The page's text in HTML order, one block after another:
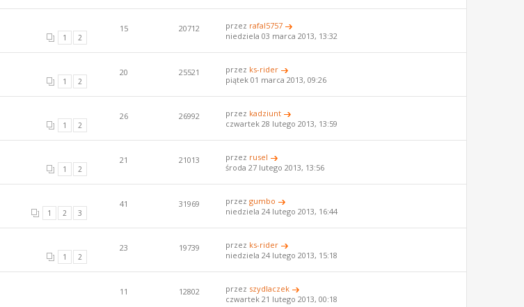
1 2
15 20712 przez rafal5757
niedziela 03 marca 2013, 13:32
1 2
20 25521 przez ks-rider
piątek 01 marca 2013, 09:26
1 2
26 26992 przez kadziunt
czwartek 28 lutego 2013, 13:59
1 2
21 21013 przez rusel
środa 27 lutego 2013, 13:56
1 2 3
41 31969 przezgumbo
niedziela 24 lutego 2013, 16:44
1 2
23 19739 przez ks-rider
niedziela 24 lutego 2013, 15:18
11 12802 przez szydlaczek
czwartek 21 lutego 2013, 00:18